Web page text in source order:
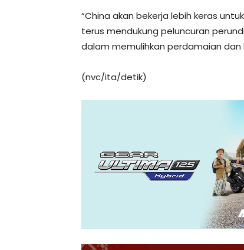
“China akan bekerja lebih keras
terus mendukung peluncuran
dalam memulihkan perdamaian dan
(nvc/ita/detik)